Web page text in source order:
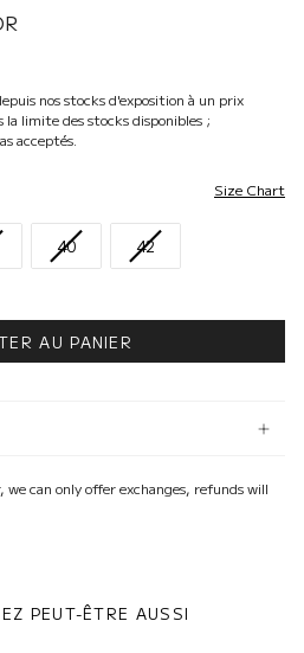
nos stocks d'exposition à un prix
limite des stocks disponibles ;
acceptés.
Size Chart
40 42
AU PANIER
can only offer exchanges, refunds will
PEUT-ÊTRE AUSSI